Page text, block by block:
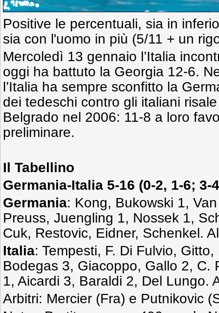
Positive le percentuali, sia in
sia con l'uomo in più (5/11 + un
Mercoledì 13 gennaio l’Italia
oggi ha battuto la Georgia 12-6.
l’Italia ha sempre sconfitto la
dei tedeschi contro gli italiani
Belgrado nel 2006: 11-8 a loro
preliminare.
Il Tabellino
Germania-Italia 5-16 (0-2, 1-6; 3-
Germania: Kong, Bukowski 1,
Preuss, Juengling 1, Nossek 1,
Cuk, Restovic, Eidner, Schenkel.
Italia: Tempesti, F. Di Fulvio,
Bodegas 3, Giacoppo, Gallo 2, C.
1, Aicardi 3, Baraldi 2, Del Lungo.
Arbitri: Mercier (Fra) e Putnikovic